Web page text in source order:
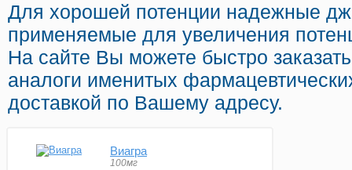
Для хорошей потенции надежные
применяемые для увеличения
На сайте Вы можете быстро
аналоги именитых
доставкой по Вашему адресу.
Виагра
100мг